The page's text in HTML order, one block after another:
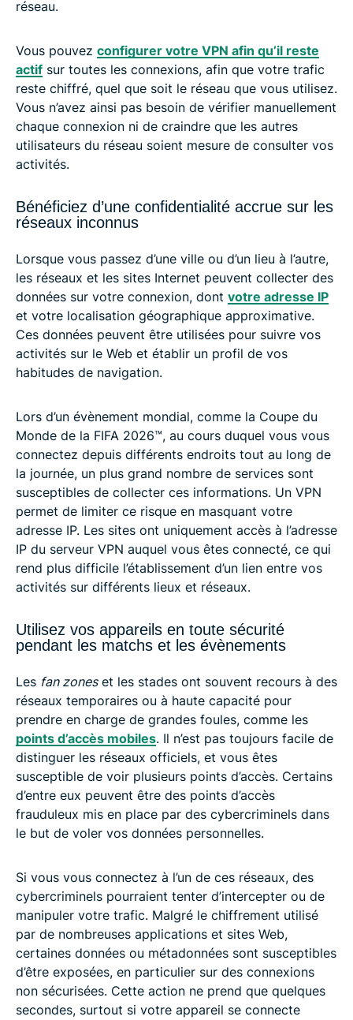
réseau.
Vous pouvez configurer votre VPN afin qu’il reste
actif sur toutes les connexions, afin que votre trafic
reste chiffré, quel que soit le réseau que vous utilisez.
Vous n’avez ainsi pas besoin de vérifier manuellement
chaque connexion ni de craindre que les autres
utilisateurs du réseau soient mesure de consulter vos
activités.
Bénéficiez d’une confidentialité accrue sur les
réseaux inconnus
Lorsque vous passez d’une ville ou d’un lieu à l’autre,
les réseaux et les sites Internet peuvent collecter des
données sur votre connexion, dont votre adresse IP
et votre localisation géographique approximative.
Ces données peuvent être utilisées pour suivre vos
activités sur le Web et établir un profil de vos
habitudes de navigation.
Lors d’un évènement mondial, comme la Coupe du
Monde de la FIFA 2026™️, au cours duquel vous vous
connectez depuis différents endroits tout au long de
la journée, un plus grand nombre de services sont
susceptibles de collecter ces informations. Un VPN
permet de limiter ce risque en masquant votre
adresse IP. Les sites ont uniquement accès à l’adresse
IP du serveur VPN auquel vous êtes connecté, ce qui
rend plus difficile l’établissement d’un lien entre vos
activités sur différents lieux et réseaux.
Utilisez vos appareils en toute sécurité
pendant les matchs et les évènements
Les fan zoneset les stades ont souvent recours à des
réseaux temporaires ou à haute capacité pour
prendre en charge de grandes foules, comme les
points d’accès mobiles. Il n’est pas toujours facile de
distinguer les réseaux officiels, et vous êtes
susceptible de voir plusieurs points d’accès. Certains
d’entre eux peuvent être des points d’accès
frauduleux mis en place par des cybercriminels dans
le but de voler vos données personnelles.
Si vous vous connectez à l’un de ces réseaux, des
cybercriminels pourraient tenter d’intercepter ou de
manipuler votre trafic. Malgré le chiffrement utilisé
par de nombreuses applications et sites Web,
certaines données ou métadonnées sont susceptibles
d’être exposées, en particulier sur des connexions
non sécurisées. Cette action ne prend que quelques
secondes, surtout si votre appareil se connecte